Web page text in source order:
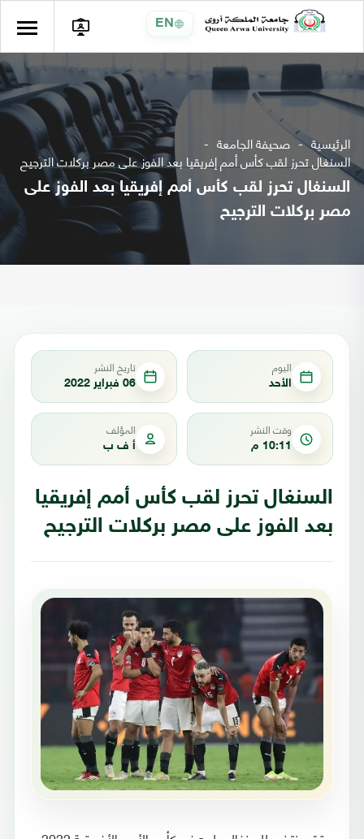
EN
الرئيسية صحيفة الجامعة
السنغال تحرز لقب كأس أمم إفريقيا بعد الفوز على مصر بركلات الترجيح
السنغال تحرز لقب كأس أمم إفريقيا بعد الفوز على
مصر بركلات الترجيح
اليوم
الأحد
تاريخ النشر
06 فبراير 2022
وقت النشر
10:11 م
المؤلف
أ ف ب
السنغال تحرز لقب كأس أمم إفريقيا
بعد الفوز على مصر بركلات الترجيح